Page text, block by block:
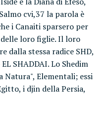
cvi,37 la parola è
i Canaiti sparsero per
loro figlie. Il loro
dalla stessa radice SHD,
SHADDAI. Lo Shedim
Natura", Elementali; essi
i djin della Persia,